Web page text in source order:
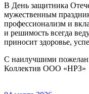
В День защитника
мужественным
профессионализм и
и решимость всегда
приносит здоровье,
С наилучшими
Коллектив ООО «НРЗ»